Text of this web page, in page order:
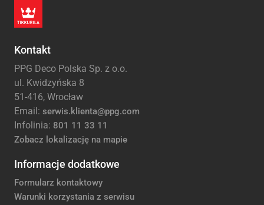
Kontakt
PPG Deco Polska Sp. z o.o.
ul. Kwidzyńska 8
51-416, Wrocław
Email: serwis.klienta@ppg.com
Infolinia: 801 11 33 11
Zobacz lokalizację na mapie
Informacje dodatkowe
Formularz kontaktowy
Warunki korzystania z serwisu